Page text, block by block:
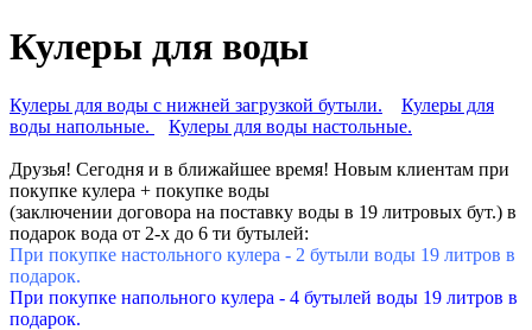
Кулеры для воды
Кулеры для воды с нижней загрузкой бутыли.
Кулеры для
воды напольные.
Кулеры для воды настольные.
Друзья! Сегодня и в ближайшее время! Новым клиентам при
покупке кулера + покупке воды
(заключении договора на поставку воды в 19 литровых бут.) в
подарок вода от 2-х до 6 ти бутылей:
При покупке настольного кулера - 2 бутыли воды 19 литров в
подарок.
При покупке напольного кулера - 4 бутылей воды 19 литров в
подарок.